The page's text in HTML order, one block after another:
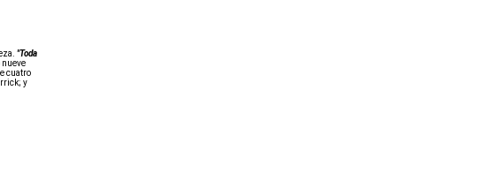
"Toda
nueve
cuatro
y